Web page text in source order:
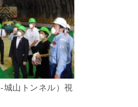
城山トンネル）視